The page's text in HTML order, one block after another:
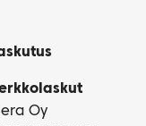
Oy